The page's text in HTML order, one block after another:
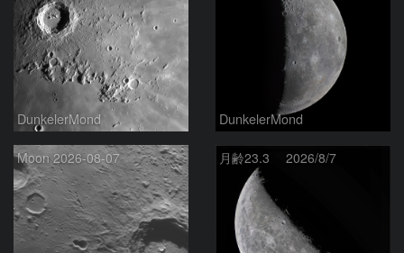
DunkelerMond DunkelerMond
Moon 2026-08-07 月齢23.3 2026/8/7